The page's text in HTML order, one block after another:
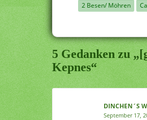
2 Besen/ Möhren
5 Gedanken zu
Kepnes“
DINCHEN´S
September 17,